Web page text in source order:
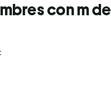
con m de